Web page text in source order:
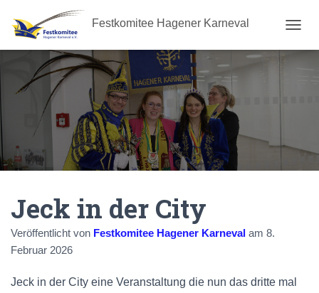
Festkomitee Hagener Karneval
A
U
E
Jeck in der City
Veröffentlicht von Festkomitee Hagener Karneval am 8.
Februar 2026
Jeck in der City eine Veranstaltung die nun das dritte mal